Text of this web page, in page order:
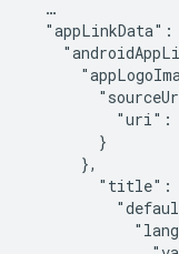
  …
"appLinkData":
          "uri":
        }
      },
"title":